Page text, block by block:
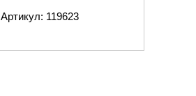
Артикул: 119623